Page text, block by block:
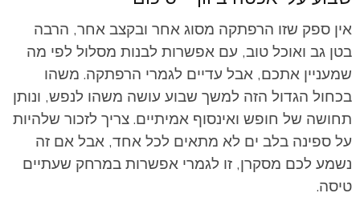
אין ספק שזו הרפתקה מסוג אחר ובקצב אחר, הרבה
בטן גב ואוכל טוב, עם אפשרות לבנות מסלול לפי מה
שמעניין אתכם, אבל עדיים לגמרי הרפתקה. משהו
בכחול הגדול הזה למשך שבוע עושה משהו לנפש, ונותן
תחושה של חופש ואינסוף אמיתיים. צריך לזכור שלהיות
על ספינה בלב ים לא מתאים לכל אחד, אבל אם זה
נשמע לכם מסקרן, זו לגמרי אפשרות במרחק שעתיים
טיסה.